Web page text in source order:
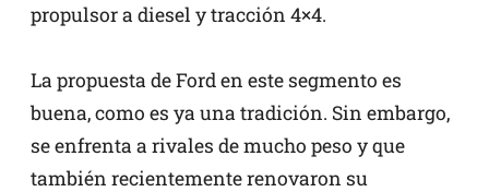
propulsor a diesel y tracción 4×4.
La propuesta de Ford en este segmento es
buena, como es ya una tradición. Sin embargo,
se enfrenta a rivales de mucho peso y que
también recientemente renovaron su